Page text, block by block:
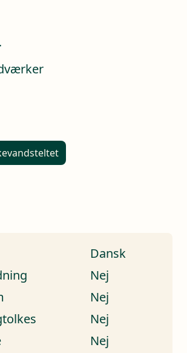
Dansk
Nej
Nej
Nej
Nej